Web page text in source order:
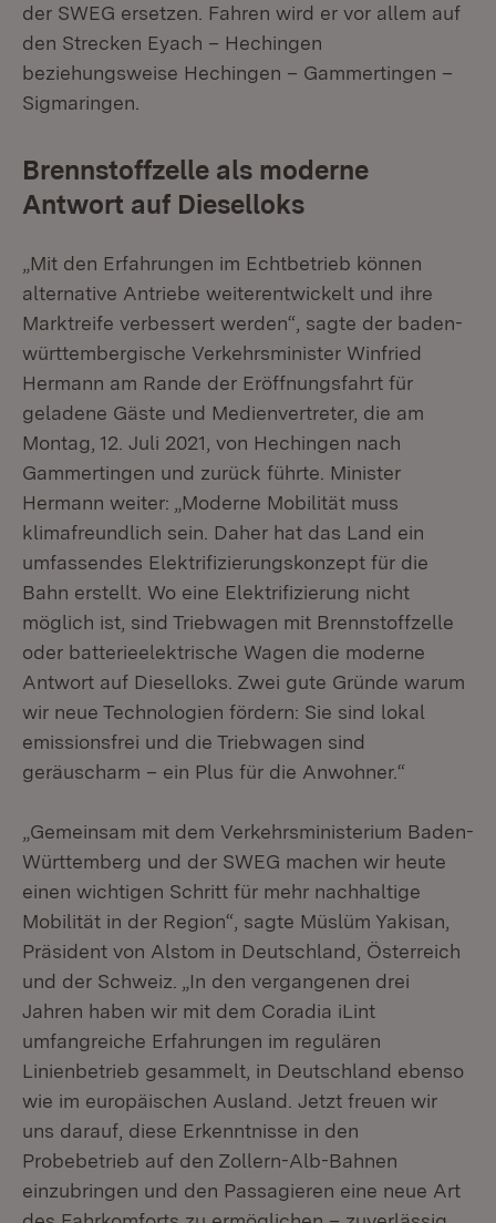
der SWEG ersetzen. Fahren wird er vor allem auf
den Strecken Eyach – Hechingen
beziehungsweise Hechingen – Gammertingen –
Sigmaringen.
Brennstoffzelle als moderne
Antwort auf Dieselloks
„Mit den Erfahrungen im Echtbetrieb können
alternative Antriebe weiterentwickelt und ihre
Marktreife verbessert werden“, sagte der baden-
württembergische Verkehrsminister Winfried
Hermann am Rande der Eröffnungsfahrt für
geladene Gäste und Medienvertreter, die am
Montag, 12. Juli 2021, von Hechingen nach
Gammertingen und zurück führte. Minister
Hermann weiter: „Moderne Mobilität muss
klimafreundlich sein. Daher hat das Land ein
umfassendes Elektrifizierungskonzept für die
Bahn erstellt. Wo eine Elektrifizierung nicht
möglich ist, sind Triebwagen mit Brennstoffzelle
oder batterieelektrische Wagen die moderne
Antwort auf Dieselloks. Zwei gute Gründe warum
wir neue Technologien fördern: Sie sind lokal
emissionsfrei und die Triebwagen sind
geräuscharm – ein Plus für die Anwohner.“
„Gemeinsam mit dem Verkehrsministerium Baden-
Württemberg und der SWEG machen wir heute
einen wichtigen Schritt für mehr nachhaltige
Mobilität in der Region“, sagte Müslüm Yakisan,
Präsident von Alstom in Deutschland, Österreich
und der Schweiz. „In den vergangenen drei
Jahren haben wir mit dem Coradia iLint
umfangreiche Erfahrungen im regulären
Linienbetrieb gesammelt, in Deutschland ebenso
wie im europäischen Ausland. Jetzt freuen wir
uns darauf, diese Erkenntnisse in den
Probebetrieb auf den Zollern-Alb-Bahnen
einzubringen und den Passagieren eine neue Art